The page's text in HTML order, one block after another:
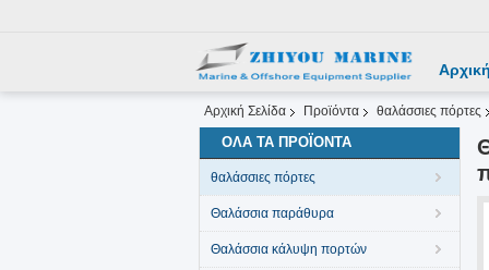
Αρχική Σελίδα Προϊόντα θαλάσσιες πόρτες
ΌΛΑ ΤΑ ΠΡΟΪΌΝΤΑ
θαλάσσιες πόρτες
Θαλάσσια παράθυρα
Θαλάσσια κάλυψη πορτών